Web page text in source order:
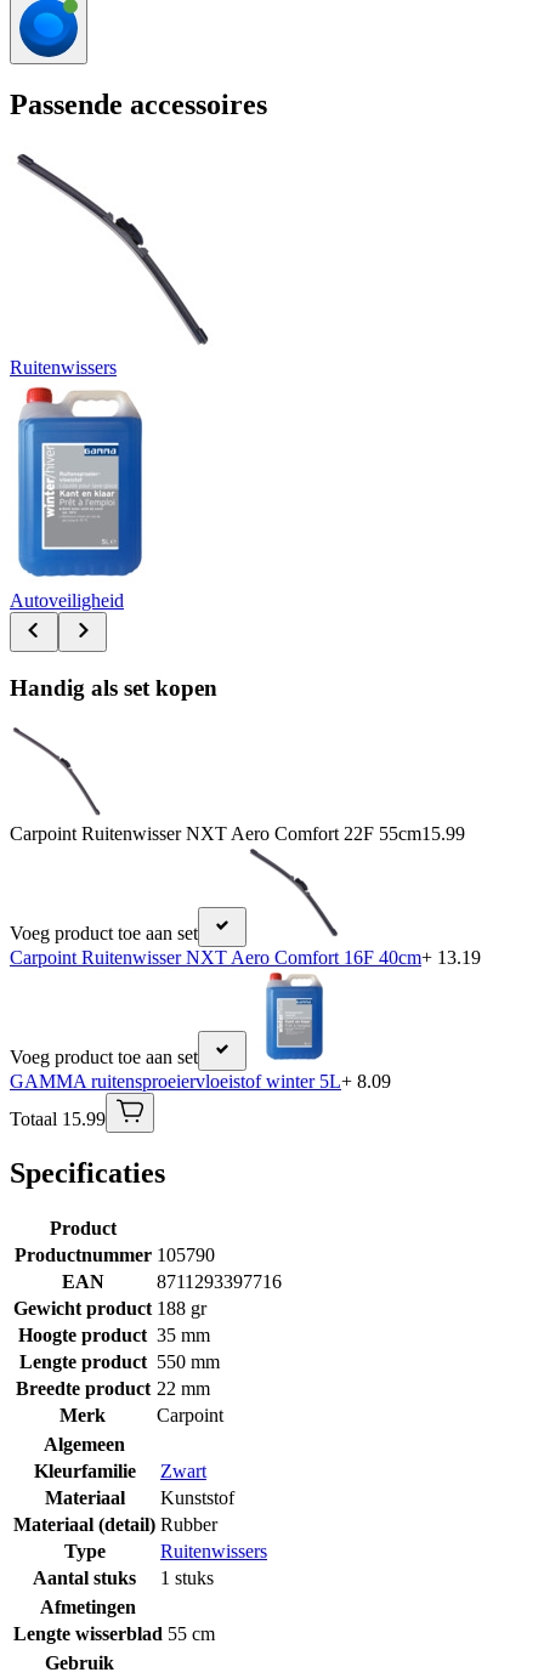
Passende accessoires
Ruitenwissers
Autoveiligheid
Handig als set kopen
Carpoint Ruitenwisser NXT Aero Comfort 22F 55cm15.99
Voeg product toe aan set
Carpoint Ruitenwisser NXT Aero Comfort 16F 40cm+ 13.19
Voeg product toe aan set
GAMMA ruitensproeiervloeistof winter 5L+ 8.09
Totaal 15.99
Specificaties
Product
Productnummer 105790
EAN
8711293397716
Gewicht product 188 gr
Hoogte product 35 mm
Lengte product 550 mm
Breedte product 22 mm
Merk
Carpoint
Algemeen
Kleurfamilie
Zwart
Materiaal
Kunststof
Materiaal (detail) Rubber
Type
Ruitenwissers
Aantal stuks
1 stuks
Afmetingen
Lengte wisserblad 55 cm
Gebruik